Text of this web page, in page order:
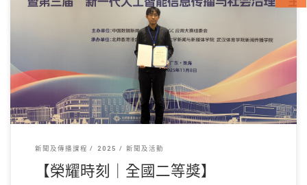
第十屆中國數據新聞大 […]
新聞及傳播課程 2025 新聞及活動
【榮耀時刻｜全國二等獎】